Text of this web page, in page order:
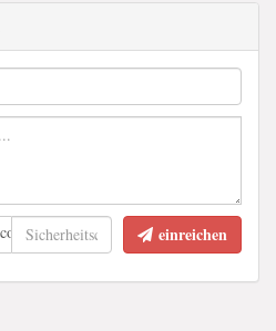
einreichen